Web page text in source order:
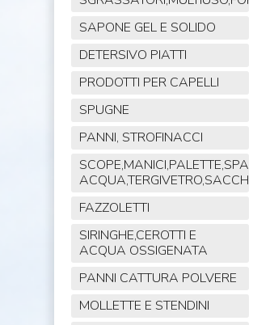
SAPONE GEL E SOLIDO
DETERSIVO PIATTI
PRODOTTI PER CAPELLI
SPUGNE
PANNI, STROFINACCI
FAZZOLETTI
SIRINGHE,CEROTTI E
ACQUA OSSIGENATA
PANNI CATTURA POLVERE
MOLLETTE E STENDINI